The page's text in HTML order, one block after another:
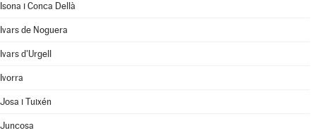
Isona i Conca Dellà
Ivars de Noguera
Ivars d'Urgell
Ivorra
Josa i Tuixén
Juncosa